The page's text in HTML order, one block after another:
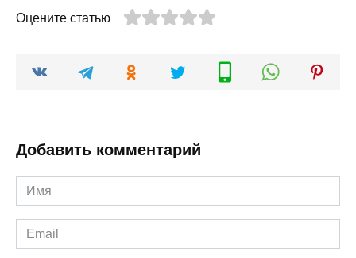
Оцените статью
Добавить комментарий
Имя
*
Email
*